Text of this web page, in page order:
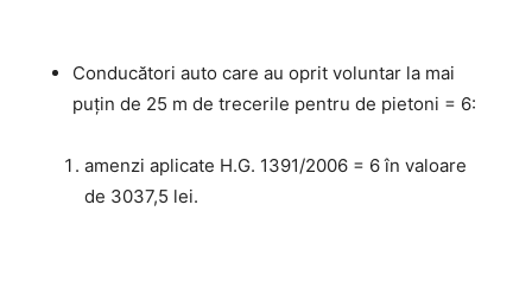
Conducători auto care au oprit voluntar la mai
puţin de 25 m de trecerile pentru de pietoni = 6:
amenzi aplicate H.G. 1391/2006 = 6 în valoare
de 3037,5 lei.